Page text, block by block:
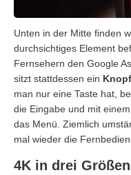
Unten in der Mitte finden
durchsichtiges Element
Fernsehern den Google
sitzt stattdessen ein
man nur eine Taste hat,
die Eingabe und mit
das Menü. Ziemlich
mal wieder die
4K in drei Größen